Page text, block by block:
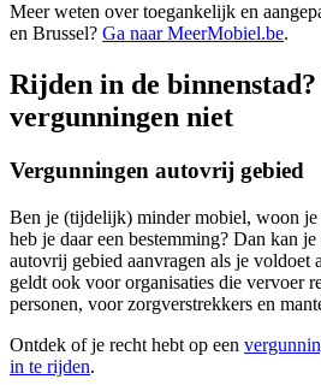
Meer weten over toegankelijk en
en Brussel? Ga naar MeerMobiel.be.
Rijden in de binnenstad?
vergunningen niet
Vergunningen autovrij gebied
Ben je (tijdelijk) minder mobiel, woon
heb je daar een bestemming? Dan kan
autovrij gebied aanvragen als je voldoet
geldt ook voor organisaties die vervoer
personen, voor zorgverstrekkers en
Ontdek of je recht hebt op een
in te rijden.